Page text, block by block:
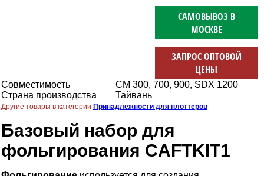
САМОВЫВОЗ В
МОСКВЕ
ЗАПРОС ОПТОВОЙ
ЦЕНЫ
Совместимость
CM 300, 700, 900, SDX 1200
Страна производства
Тайвань
Другие товары в категории Принадлежности для плоттеров
Базовый набор для
фольгирования CAFTKIT1